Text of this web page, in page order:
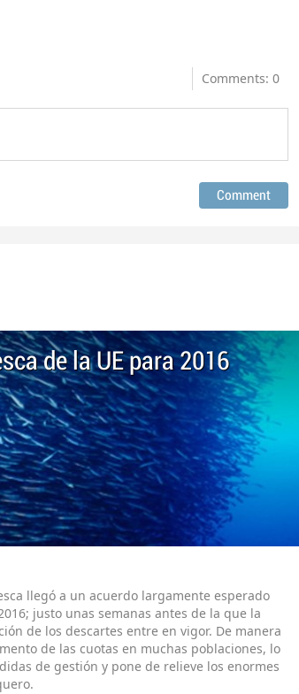
Comments: 0
de la UE para 2016
llegó a un acuerdo largamente esperado
justo unas semanas antes de la que la
de los descartes entre en vigor. De manera
de las cuotas en muchas poblaciones, lo
de gestión y pone de relieve los enormes